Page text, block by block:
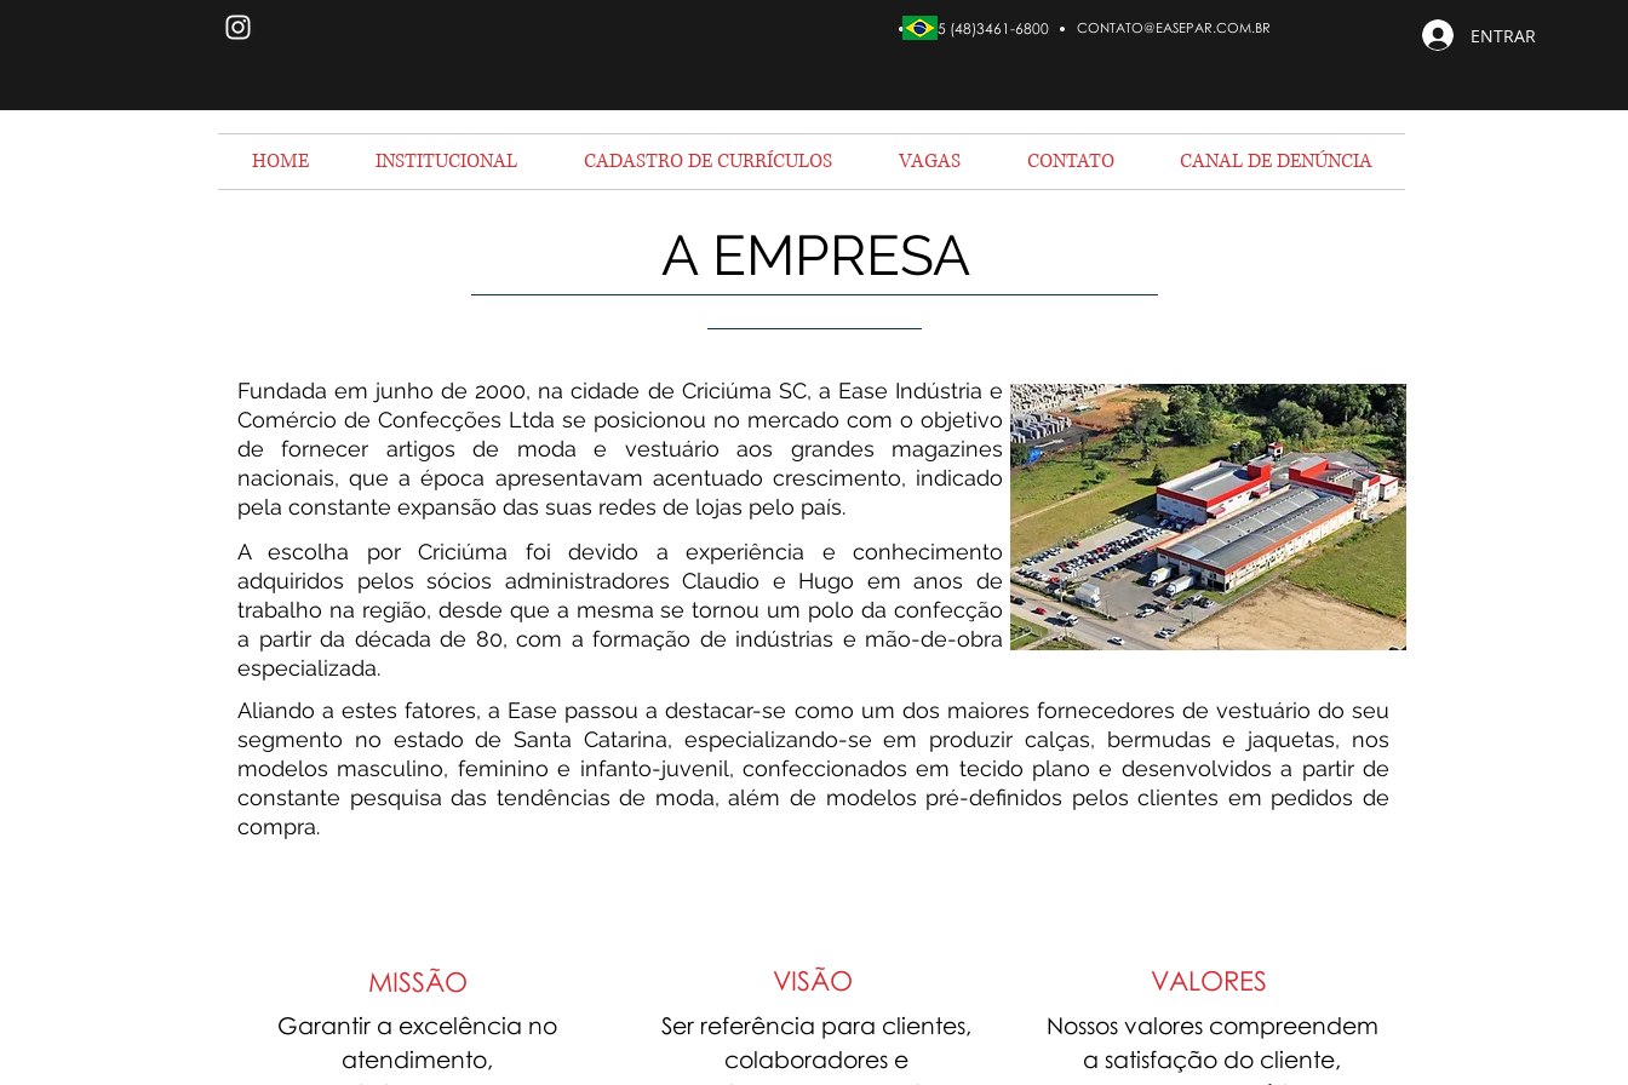
+ 55 (48)3461-6800 CONTATO@EASEPAR.COM.BR ENTRAR
HOME INSTITUCIONAL CADASTRO DE CURRÍCULOS VAGAS CONTATO CANAL DE DENÚNCIA
A EMPRESA
Fundada em junho de 2000, na cidade de Criciúma SC, a Ease Indústria e
Comércio de Confecções Ltda se posicionou no mercado com o objetivo
de fornecer artigos de moda e vestuário aos grandes magazines
nacionais, que a época apresentavam acentuado crescimento, indicado
pela constante expansão das suas redes de lojas pelo país.
A escolha por Criciúma foi devido a experiência e conhecimento
adquiridos pelos sócios administradores Claudio e Hugo em anos de
trabalho na região, desde que a mesma se tornou um polo da confecção
a partir da década de 80, com a formação de indústrias e mão-de-obra
especializada.
Aliando a estes fatores, a Ease passou a destacar-se como um dos maiores fornecedores de vestuário do seu
segmento no estado de Santa Catarina, especializando-se em produzir calças, bermudas e jaquetas, nos
modelos masculino, feminino e infanto-juvenil, confeccionados em tecido plano e desenvolvidos a partir de
constante pesquisa das tendências de moda, além de modelos pré-definidos pelos clientes em pedidos de
compra.
MISSÃO
Garantir a excelência no
atendimento,
VISÃO
Ser referência para clientes,
colaboradores e
VALORES
Nossos valores compreendem
a satisfação do cliente,